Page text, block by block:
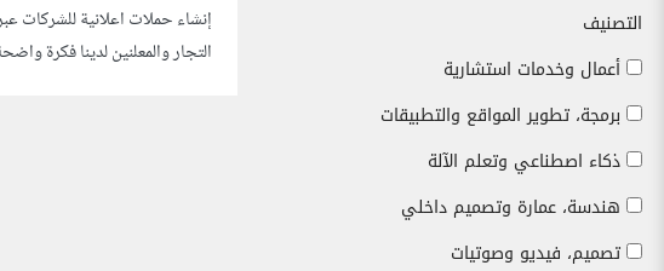
التصنيف
أعمال وخدمات استشارية
برمجة، تطوير المواقع والتطبيقات
ذكاء اصطناعي وتعلم الآلة
هندسة، عمارة وتصميم داخلي
تصميم، فيديو وصوتيات
إنشاء حملات اعلانية للشركات
التجار والمعلنين لدينا فكرة